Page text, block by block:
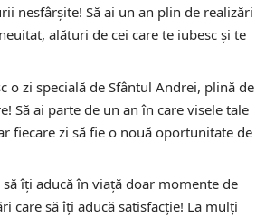
nesfârșite! Să ai un an plin de realizări
alături de cei care te iubesc și te
o zi specială de Sfântul Andrei, plină de
Să ai parte de un an în care visele tale
fiecare zi să fie o nouă oportunitate de
să îți aducă în viață doar momente de
care să îți aducă satisfacție! La mulți